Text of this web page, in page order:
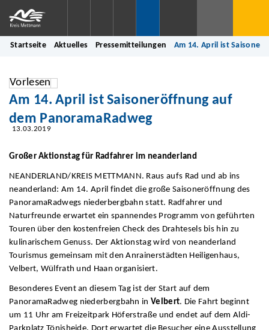
Startseite Aktuelles Pressemitteilungen Am 14. April ist
Vorlesen
Am 14. April ist Saisoneröffnung auf
dem PanoramaRadweg
13.03.2019
Großer Aktionstag für Radfahrer im neanderland
NEANDERLAND/KREIS METTMANN. Raus aufs Rad und ab ins
neanderland: Am 14. April findet die große Saisoneröffnung des
PanoramaRadwegs niederbergbahn statt. Radfahrer und
Naturfreunde erwartet ein spannendes Programm von geführten
Touren über den kostenfreien Check des Drahtesels bis hin zu
kulinarischem Genuss. Der Aktionstag wird von neanderland
Tourismus gemeinsam mit den Anrainerstädten Heiligenhaus,
Velbert, Wülfrath und Haan organisiert.
Besonderes Event an diesem Tag ist der Start auf dem
PanoramaRadweg niederbergbahn inVelbert. Die Fahrt beginnt
um 11 Uhr am Freizeitpark Höferstraße und endet auf dem Aldi-